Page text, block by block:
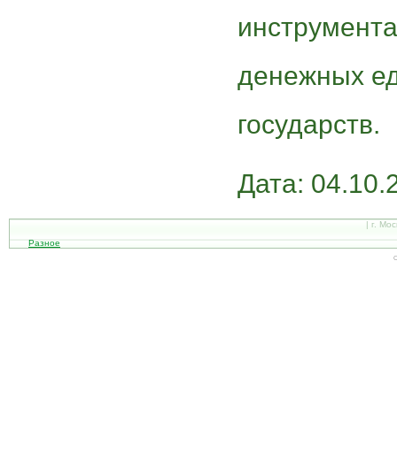
денежных
государств.
Дата:
| г.
Разное